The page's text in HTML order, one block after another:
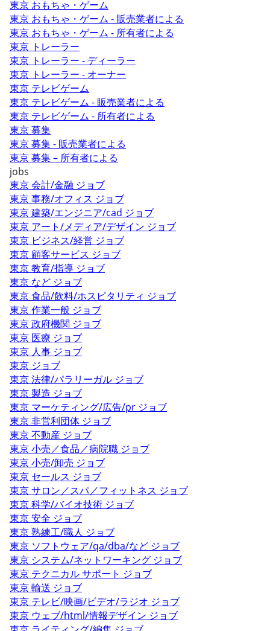
東京 おもちゃ・ゲーム
東京 おもちゃ・ゲーム - 販売業者による
東京 おもちゃ・ゲーム - 所有者による
東京 トレーラー
東京 トレーラー - ディーラー
東京 トレーラー - オーナー
東京 テレビゲーム
東京 テレビゲーム - 販売業者による
東京 テレビゲーム - 所有者による
東京 募集
東京 募集 - 販売業者による
東京 募集 – 所有者による
jobs
東京 会計/金融 ジョブ
東京 事務/オフィス ジョブ
東京 建築/エンジニア/cad ジョブ
東京 アート/メディア/デザイン ジョブ
東京 ビジネス/経営 ジョブ
東京 顧客サービス ジョブ
東京 教育/指導 ジョブ
東京 など ジョブ
東京 食品/飲料/ホスピタリティ ジョブ
東京 作業一般 ジョブ
東京 政府機関 ジョブ
東京 医療 ジョブ
東京 人事 ジョブ
東京 ジョブ
東京 法律/パラリーガル ジョブ
東京 製造 ジョブ
東京 マーケティング/広告/pr ジョブ
東京 非営利団体 ジョブ
東京 不動産 ジョブ
東京 小売／食品／病院職 ジョブ
東京 小売/卸売 ジョブ
東京 セールス ジョブ
東京 サロン／スパ／フィットネス ジョブ
東京 科学/バイオ技術 ジョブ
東京 安全 ジョブ
東京 熟練工/職人 ジョブ
東京 ソフトウェア/qa/dba/など ジョブ
東京 システム/ネットワーキング ジョブ
東京 テクニカル サポート ジョブ
東京 輸送 ジョブ
東京 テレビ/映画/ビデオ/ラジオ ジョブ
東京 ウェブ/html/情報デザイン ジョブ